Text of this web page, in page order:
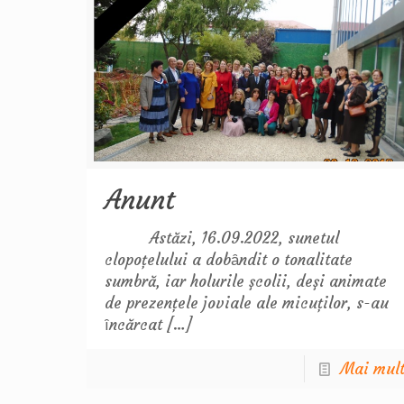
Anunt
Astăzi, 16.09.2022, sunetul
clopoţelului a dobȃndit o tonalitate
sumbră, iar holurile şcolii, deşi animate
de prezenţele joviale ale micuţilor, s-au
ȋncărcat[…]
Mai